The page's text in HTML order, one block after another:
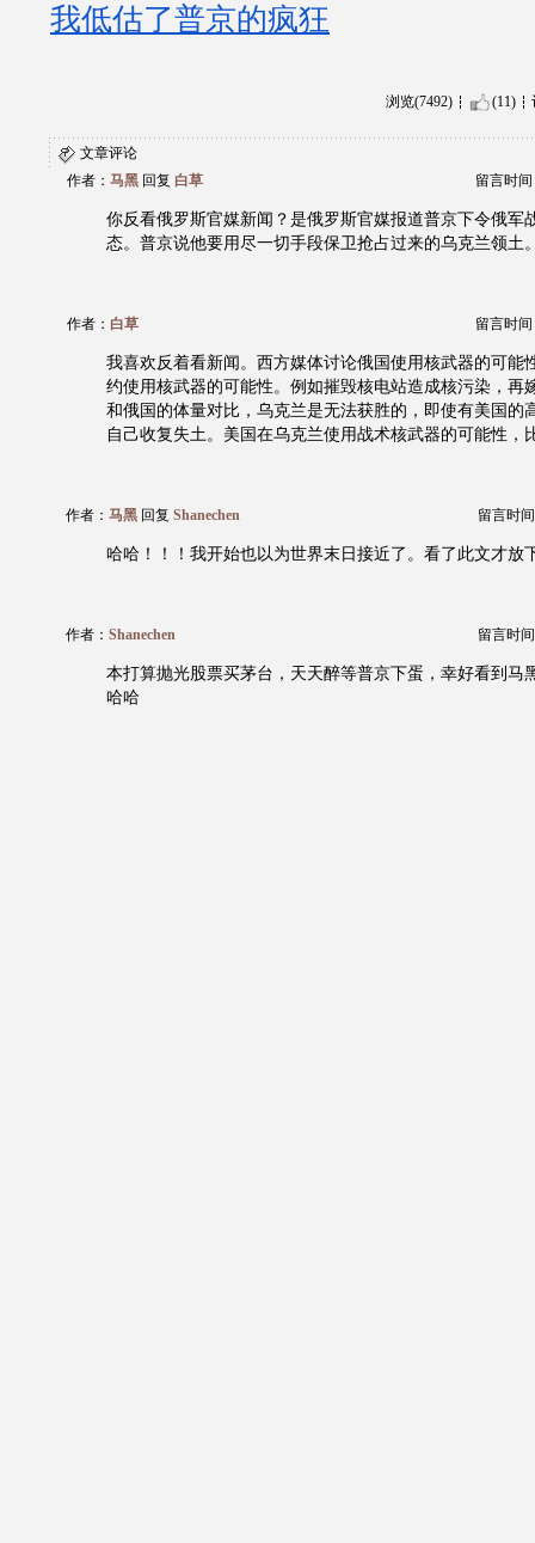
我低估了普京的疯狂
浏览(7492) (11)
文章评论
作者： 马黑 回复 白草 留言时间
你反看俄罗斯官媒新闻？是俄罗斯官媒报道普京下令俄军
态。普京说他要用尽一切手段保卫抢占过来的乌克兰领土
作者： 白草 留言时间
我喜欢反着看新闻。西方媒体讨论俄国使用核武器的可能
约使用核武器的可能性。例如摧毁核电站造成核污染，再
和俄国的体量对比，乌克兰是无法获胜的，即使有美国的
自己收复失土。美国在乌克兰使用战术核武器的可能性，
作者： 马黑 回复 Shanechen 留言时
哈哈！！！我开始也以为世界末日接近了。看了此文才放
作者： Shanechen 留言时
本打算抛光股票买茅台，天天醉等普京下蛋，幸好看到马
哈哈